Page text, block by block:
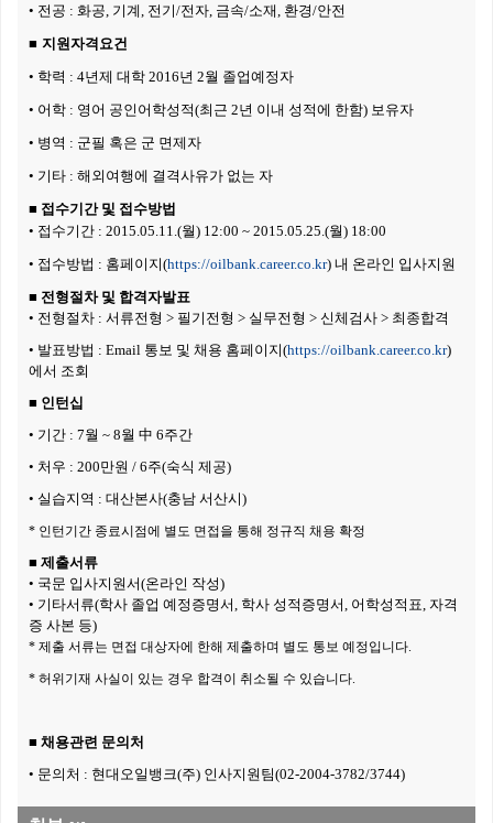
• 전공 : 화공, 기계, 전기/전자, 금속/소재, 환경/안전
■ 지원자격요건
• 학력 : 4년제 대학 2016년 2월 졸업예정자
• 어학 : 영어 공인어학성적(최근 2년 이내 성적에 한함) 보유자
• 병역 : 군필 혹은 군 면제자
• 기타 : 해외여행에 결격사유가 없는 자
■ 접수기간및 접수방법
• 접수기간 : 2015.05.11.(월) 12:00 ~ 2015.05.25.(월) 18:00
• 접수방법 : 홈페이지(https://oilbank.career.co.kr) 내 온라인 입사지원
■ 전형절차 및 합격자발표
• 전형절차 : 서류전형 > 필기전형 > 실무전형 > 신체검사 > 최종합격
• 발표방법 : Email 통보 및 채용 홈페이지(https://oilbank.career.co.kr)
에서 조회
■ 인턴십
• 기간 : 7월 ~ 8월 中 6주간
• 처우 : 200만원 / 6주(숙식 제공)
• 실습지역 : 대산본사(충남 서산시)
* 인턴기간 종료시점에 별도 면접을 통해 정규직 채용 확정
■ 제출서류
• 국문 입사지원서(온라인 작성)
• 기타서류(학사 졸업 예정증명서, 학사 성적증명서, 어학성적표, 자격
증 사본 등)
* 제출 서류는 면접 대상자에 한해 제출하며 별도 통보 예정입니다.
* 허위기재 사실이 있는 경우 합격이 취소될 수 있습니다.
■ 채용관련 문의처
• 문의처 : 현대오일뱅크(주) 인사지원팀(02-2004-3782/3744)